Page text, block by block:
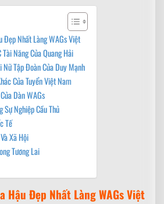
Đẹp Nhất Làng WAGs Việt
Năng Của Quang Hải
Tập Đoàn Của Duy Mạnh
Của Tuyển Việt Nam
Dàn WAGs
Sự Nghiệp Cầu Thủ
Tế
Xã Hội
Tương Lai
Hậu Đẹp Nhất Làng WAGs Việt